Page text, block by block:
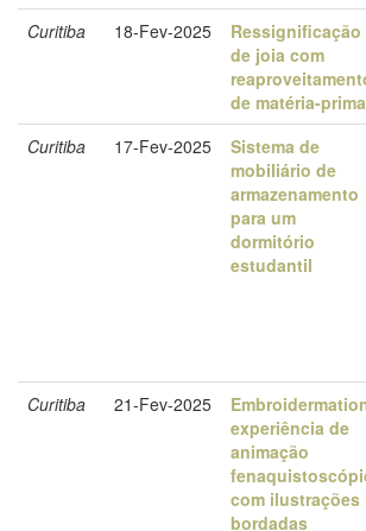
Curitiba 18-Fev-2025
Ressignificação
de joia com
de matéria-prima
Curitiba 17-Fev-2025
Sistema de
mobiliário de
armazenamento
para um
dormitório
estudantil
Curitiba 21-Fev-2025
experiência de
animação
com ilustrações
bordadas